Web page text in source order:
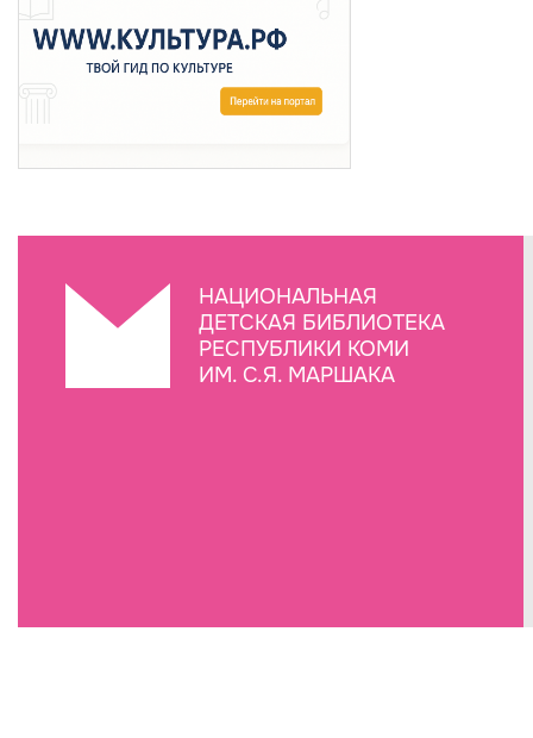
НАЦИОНАЛЬНАЯ
ДЕТСКАЯ БИБЛИОТЕКА
РЕСПУБЛИКИ КОМИ
ИМ. С.Я. МАРШАКА